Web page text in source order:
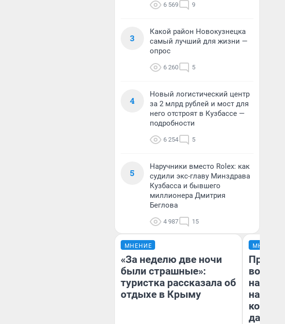
6 569 9
3
Какой район Новокузнецка
самый лучший для жизни —
опрос
6 260 5
4
Новый логистический центр
за 2 млрд рублей и мост для
него отстроят в Кузбассе —
подробности
6 254 5
5
Наручники вместо Rolex: как
судили экс-главу Минздрава
Кузбасса и бывшего
миллионера Дмитрия
Беглова
4 987 15
МНЕНИЕ
«За неделю две ночи
были страшные»:
туристка рассказала об
отдыхе в Крыму
МНЕНИЕ
нам
даже